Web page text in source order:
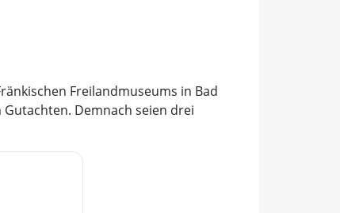
Freilandmuseums in Bad
Demnach seien drei